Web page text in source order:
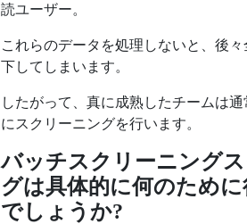
読ユーザー。
これらのデータを処理しないと、後
下してしまいます。
したがって、真に成熟したチームは
にスクリーニングを行います。
バッチスクリーニング
グは具体的に何のため
でしょうか?